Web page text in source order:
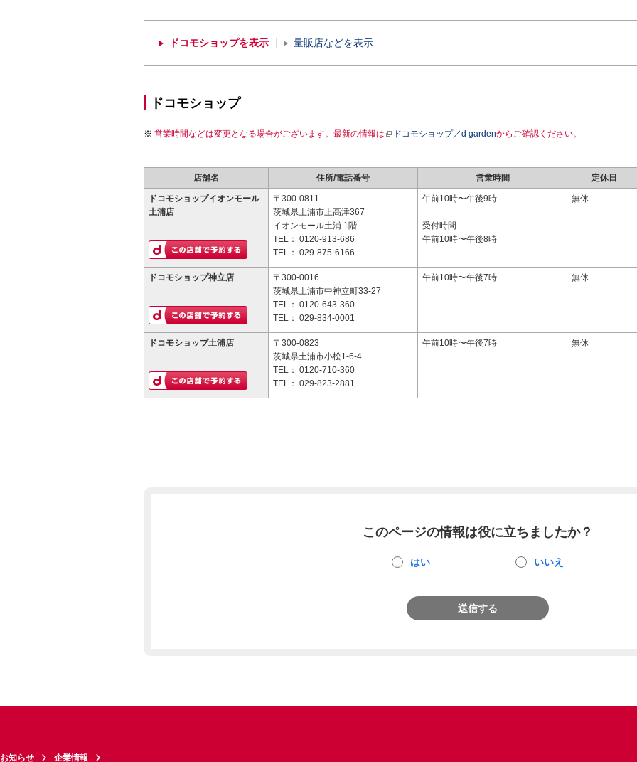
ドコモショップを表示 量販店などを表示
ドコモショップ
営業時間などは変更となる場合がございます。最新の情報は ドコモショップ／d gardenからご確認ください。
店舗名 住所/電話番号 営業時間 定休日
ドコモショップイオンモール
土浦店
〒300-0811
茨城県土浦市上高津367
イオンモール土浦 1階
TEL： 0120-913-686
TEL： 029-875-6166
午前10時〜午後9時
受付時間
午前10時〜午後8時
無休
ドコモショップ神立店
〒300-0016
茨城県土浦市中神立町33-27
TEL： 0120-643-360
TEL： 029-834-0001
午前10時〜午後7時 無休
ドコモショップ土浦店
〒300-0823
茨城県土浦市小松1-6-4
TEL： 0120-710-360
TEL： 029-823-2881
午前10時〜午後7時 無休
このページの情報は役に立ちましたか？
はい いいえ
送信する
お知らせ 企業情報